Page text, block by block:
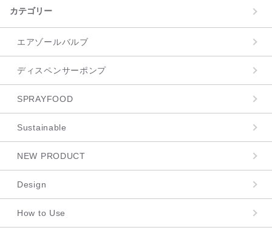
カテゴリー
エアゾールバルブ
ディスペンサーポンプ
SPRAYFOOD
Sustainable
NEW PRODUCT
Design
How to Use